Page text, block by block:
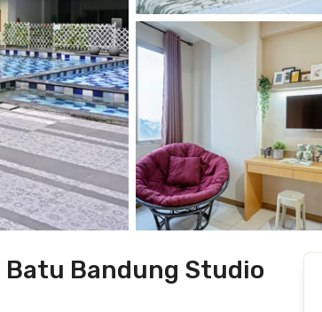
Batu Bandung Studio